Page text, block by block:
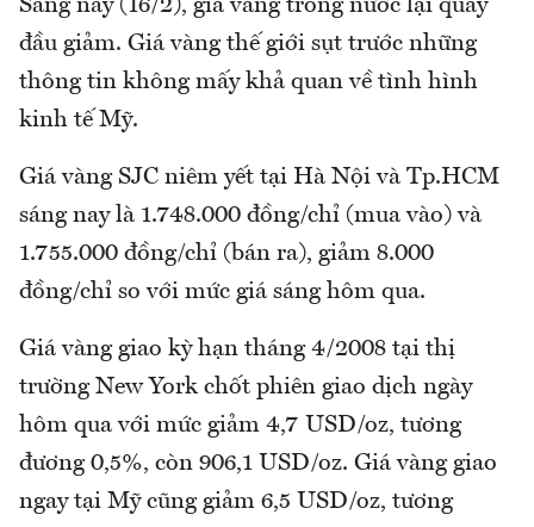
Sáng nay (16/2), giá vàng trong nước lại quay
đầu giảm. Giá vàng thế giới sụt trước những
thông tin không mấy khả quan về tình hình
kinh tế Mỹ.
Giá vàng SJC niêm yết tại Hà Nội và Tp.HCM
sáng nay là 1.748.000 đồng/chỉ (mua vào) và
1.755.000 đồng/chỉ (bán ra), giảm 8.000
đồng/chỉ so với mức giá sáng hôm qua.
Giá vàng giao kỳ hạn tháng 4/2008 tại thị
trường New York chốt phiên giao dịch ngày
hôm qua với mức giảm 4,7 USD/oz, tương
đương 0,5%, còn 906,1 USD/oz. Giá vàng giao
ngay tại Mỹ cũng giảm 6,5 USD/oz, tương